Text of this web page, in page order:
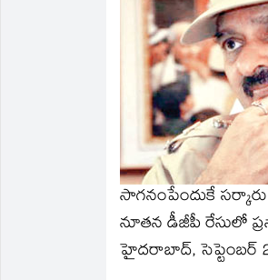
new
window)
new
window)
friend
(Opens
in
new
window)
సాగనంపేందుకే
నూతన డీజీపీ రేసులో
హైదరాబాద్‌, సెప్టెంబర్‌